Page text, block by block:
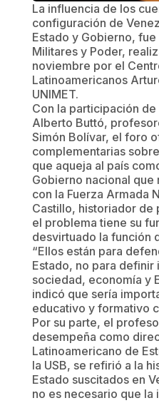
La influencia de los
configuración de
Estado y Gobierno,
Militares y Poder,
noviembre por el
Latinoamericanos
UNIMET.
Con la participación
Alberto Buttó,
Simón Bolívar, el foro
complementarias
que aqueja al país
Gobierno nacional
con la Fuerza Armada
Castillo, historiador
el problema tiene su
desvirtuado la función
“Ellos están para
Estado, no para
sociedad, economía y
indicó que sería
educativo y formativo
Por su parte, el
desempeña como
Latinoamericano de
la USB, se refirió a la
Estado suscitados en
no es necesario que la